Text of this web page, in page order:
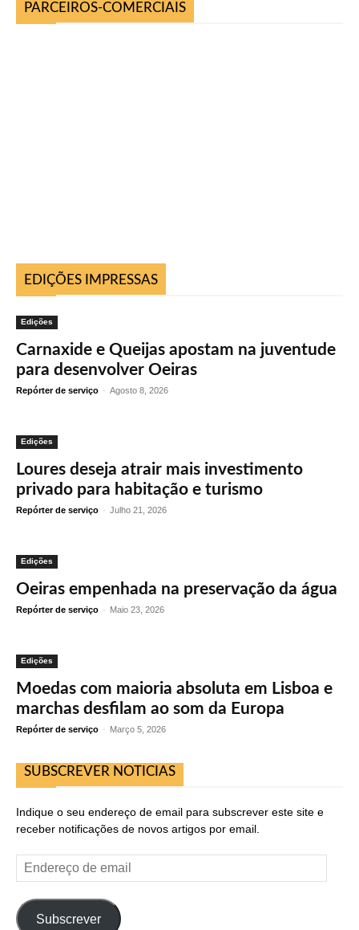
PARCEIROS-COMERCIAIS
EDIÇÕES IMPRESSAS
Edições
Carnaxide e Queijas apostam na juventude
para desenvolver Oeiras
Repórter de serviço - Agosto 8, 2026
Edições
Loures deseja atrair mais investimento
privado para habitação e turismo
Repórter de serviço - Julho 21, 2026
Edições
Oeiras empenhada na preservação da água
Repórter de serviço - Maio 23, 2026
Edições
Moedas com maioria absoluta em Lisboa e
marchas desfilam ao som da Europa
Repórter de serviço - Março 5, 2026
SUBSCREVER NOTICIAS
Indique o seu endereço de email para subscrever este site e
receber notificações de novos artigos por email.
Endereço
de
Subscrever